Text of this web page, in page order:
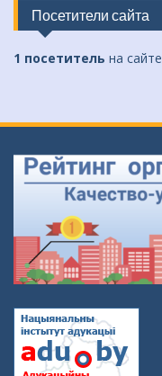
Посетители сайта
1 посетитель на сайте